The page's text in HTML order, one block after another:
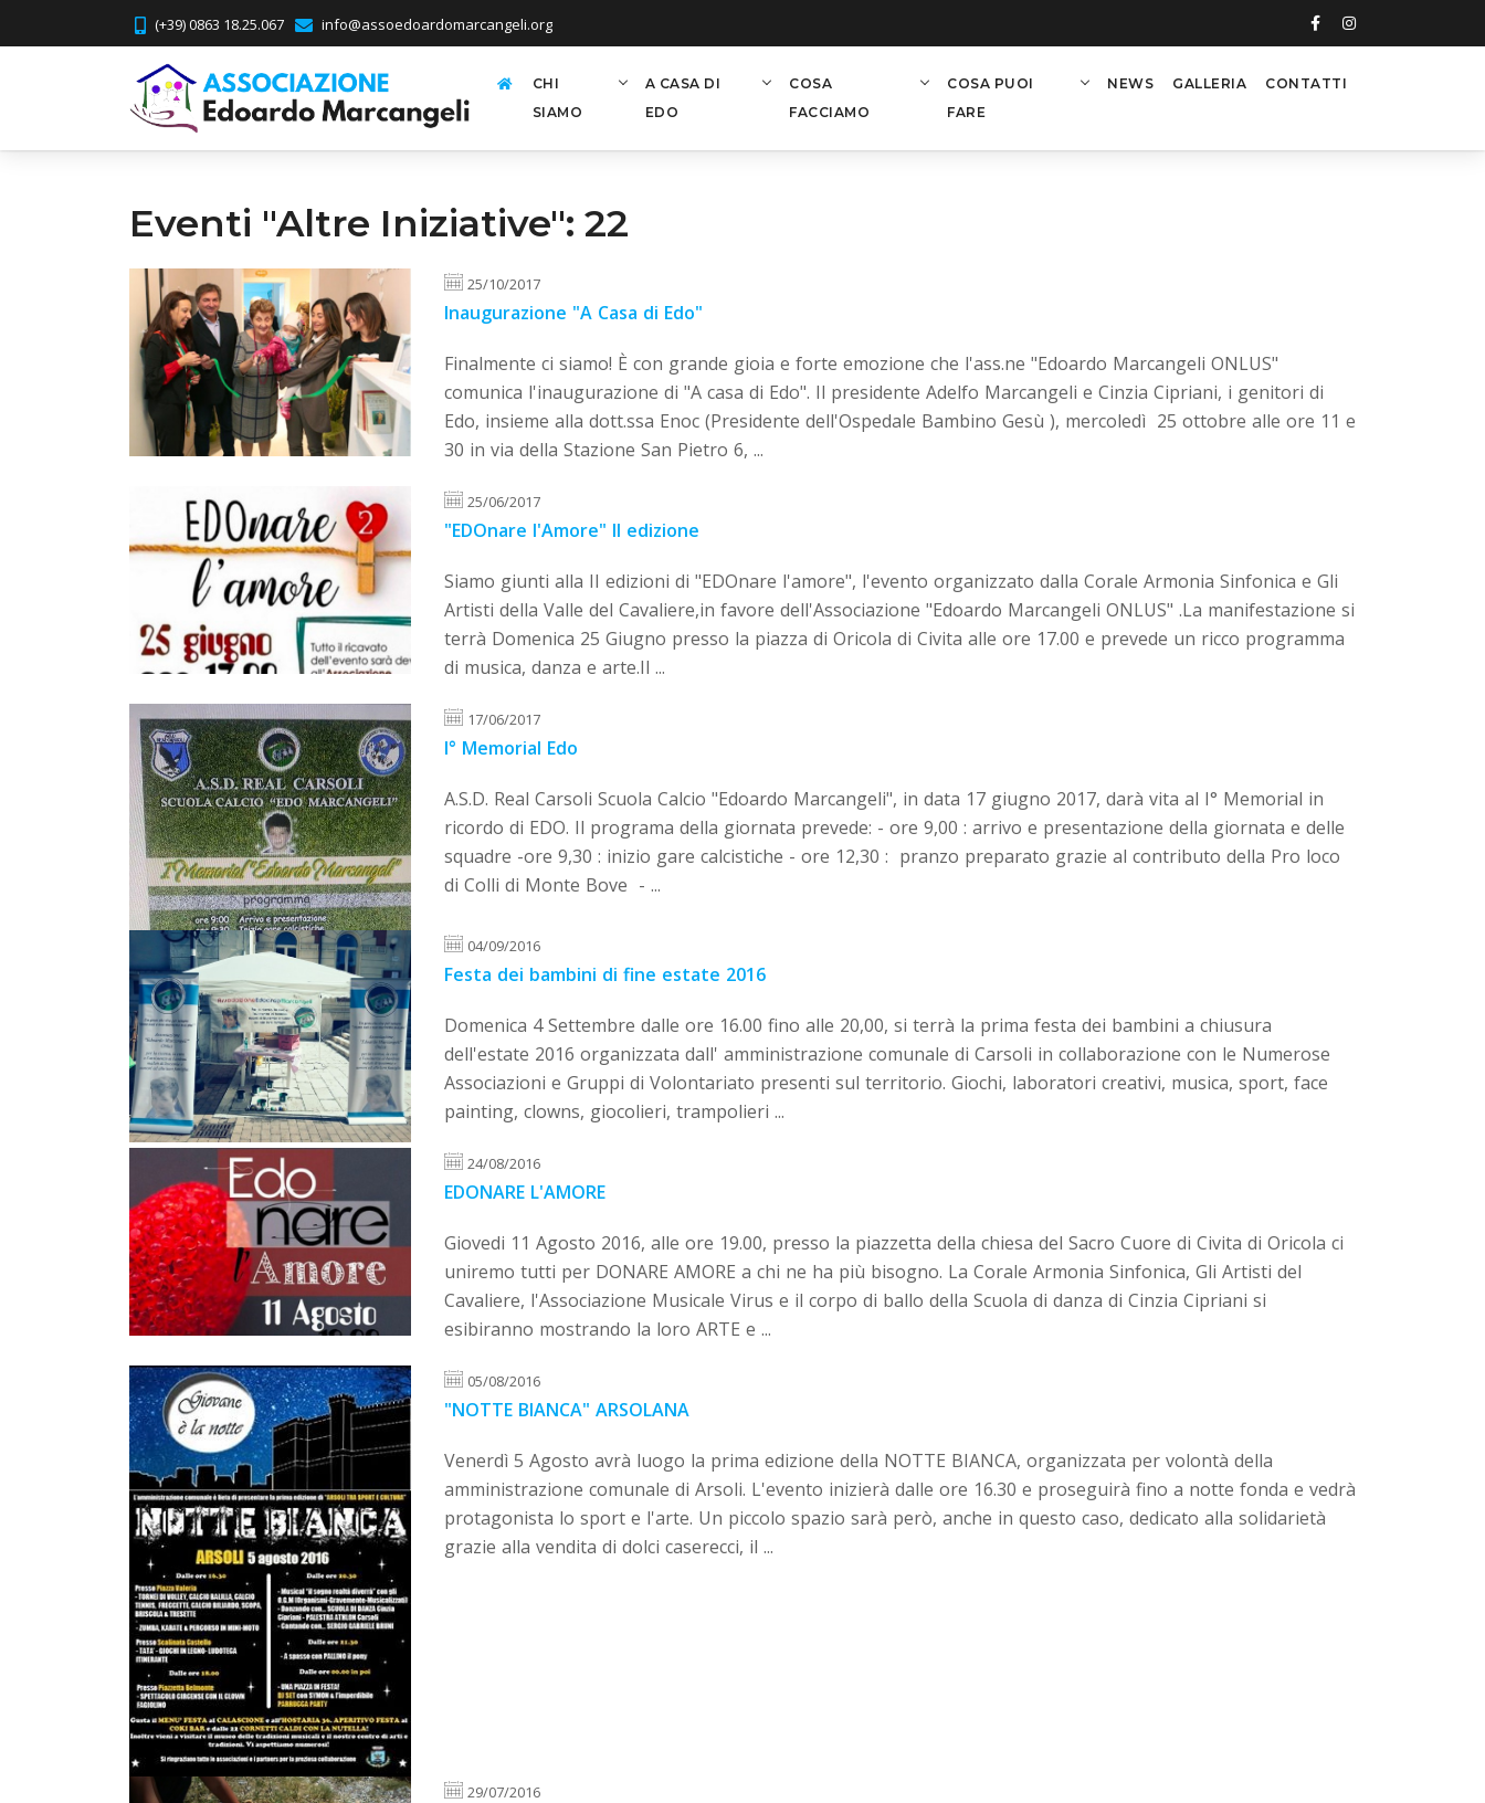
(+39) 0863 18.25.067 info@assoedoardomarcangeli.org
CHI
SIAMO
A CASA DI
EDO
COSA
FACCIAMO
COSA PUOI
FARE
NEWS GALLERIA CONTATTI
Eventi "Altre Iniziative": 22
25/10/2017
Inaugurazione "A Casa di Edo"
Finalmente ci siamo! È con grande gioia e forte emozione che l'ass.ne "Edoardo Marcangeli ONLUS"
comunica l'inaugurazione di "A casa di Edo". Il presidente Adelfo Marcangeli e Cinzia Cipriani, i genitori di
Edo, insieme alla dott.ssa Enoc (Presidente dell'Ospedale Bambino Gesù ), mercoledì 25 ottobre alle ore 11 e
30 in via della Stazione San Pietro 6, ...
25/06/2017
"EDOnare l'Amore" II edizione
Siamo giunti alla II edizioni di "EDOnare l'amore", l'evento organizzato dalla Corale Armonia Sinfonica e Gli
Artisti della Valle del Cavaliere,in favore dell'Associazione "Edoardo Marcangeli ONLUS" .La manifestazione si
terrà Domenica 25 Giugno presso la piazza di Oricola di Civita alle ore 17.00 e prevede un ricco programma
di musica, danza e arte.Il ...
17/06/2017
I° Memorial Edo
A.S.D. Real Carsoli Scuola Calcio "Edoardo Marcangeli", in data 17 giugno 2017, darà vita al I° Memorial in
ricordo di EDO. Il programa della giornata prevede: - ore 9,00 : arrivo e presentazione della giornata e delle
squadre -ore 9,30 : inizio gare calcistiche - ore 12,30 : pranzo preparato grazie al contributo della Pro loco
di Colli di Monte Bove - ...
04/09/2016
Festa dei bambini di fine estate 2016
Domenica 4 Settembre dalle ore 16.00 fino alle 20,00, si terrà la prima festa dei bambini a chiusura
dell'estate 2016 organizzata dall' amministrazione comunale di Carsoli in collaborazione con le Numerose
Associazioni e Gruppi di Volontariato presenti sul territorio. Giochi, laboratori creativi, musica, sport, face
painting, clowns, giocolieri, trampolieri ...
24/08/2016
EDONARE L'AMORE
Giovedi 11 Agosto 2016, alle ore 19.00, presso la piazzetta della chiesa del Sacro Cuore di Civita di Oricola ci
uniremo tutti per DONARE AMORE a chi ne ha più bisogno. La Corale Armonia Sinfonica, Gli Artisti del
Cavaliere, l'Associazione Musicale Virus e il corpo di ballo della Scuola di danza di Cinzia Cipriani si
esibiranno mostrando la loro ARTE e ...
05/08/2016
"NOTTE BIANCA" ARSOLANA
Venerdì 5 Agosto avrà luogo la prima edizione della NOTTE BIANCA, organizzata per volontà della
amministrazione comunale di Arsoli. L'evento inizierà dalle ore 16.30 e proseguirà fino a notte fonda e vedrà
protagonista lo sport e l'arte. Un piccolo spazio sarà però, anche in questo caso, dedicato alla solidarietà
grazie alla vendita di dolci caserecci, il ...
29/07/2016